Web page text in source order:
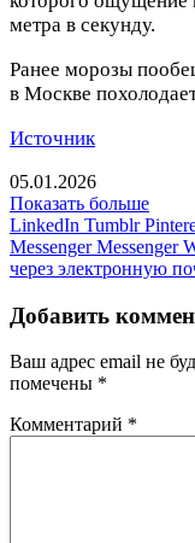
метра в секунду.
Ранее морозы
в Москве
Источник
05.01.2026
Показать больше
LinkedIn Tumblr
Messenger Messenger
через электронную
Добавить
Ваш адрес email не
помечены *
Комментарий *